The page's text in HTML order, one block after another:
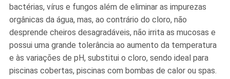
bactérias, vírus e fungos além de eliminar as impurezas
orgânicas da água, mas, ao contrário do cloro, não
desprende cheiros desagradáveis, não irrita as mucosas e
possui uma grande tolerância ao aumento da temperatura
e às variações de pH, substitui o cloro, sendo ideal para
piscinas cobertas, piscinas com bombas de calor ou spas.